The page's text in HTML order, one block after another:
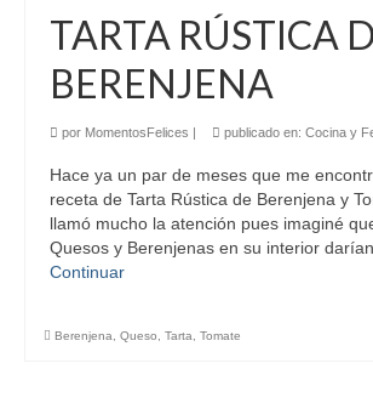
TARTA RÚSTICA
BERENJENA
por MomentosFelices publicado en: Cocina y
Hace ya un par de meses que me
receta de Tarta Rústica de Berenjena y
llamó mucho la atención pues imaginé
Quesos y Berenjenas en su interior
Continuar
Berenjena, Queso, Tarta, Tomate